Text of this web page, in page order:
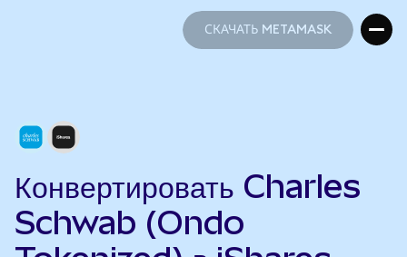
СКАЧАТЬ METAMASK
Конвертировать Charles
Schwab (Ondo